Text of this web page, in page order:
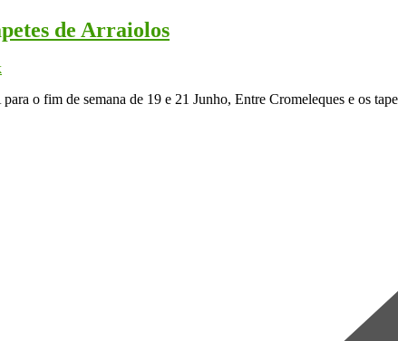
de Arraiolos
o fim de semana de 19 e 21 Junho, Entre Cromeleques e os